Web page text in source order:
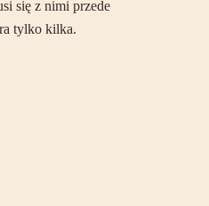
się z nimi przede
tylko kilka.